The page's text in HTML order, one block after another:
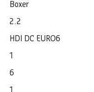
Boxer
2.2
HDI DC EURO6
1
6
1